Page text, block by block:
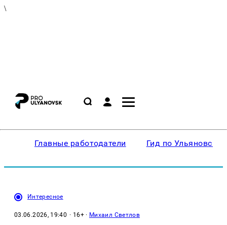
\
Главные работодатели Гид по Ульяновску
Интересное
03.06.2026, 19:40 · 16+ · Михаил Светлов